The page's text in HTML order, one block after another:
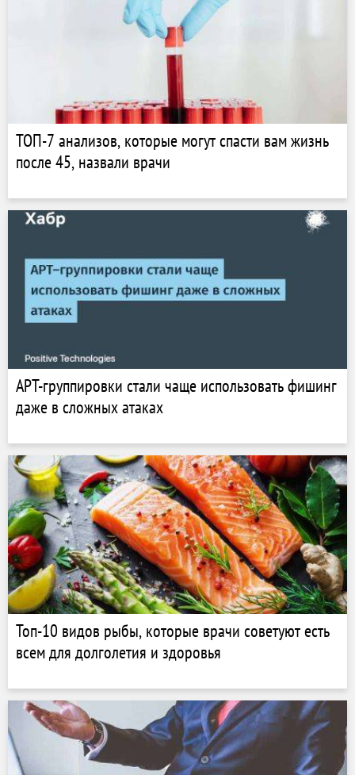
ТОП-7 анализов, которые могут спасти вам жизнь
после 45, назвали врачи
APT-группировки стали чаще использовать фишинг
даже в сложных атаках
Топ-10 видов рыбы, которые врачи советуют есть
всем для долголетия и здоровья